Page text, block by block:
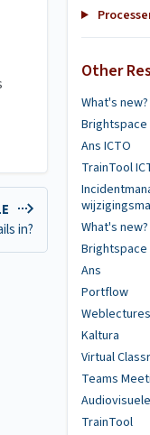
in?
Other
What's
Brightspace
Ans ICTO
TrainTool
What's new?
Brightspace
Ans
Portflow
Weblectures
Kaltura
Virtual
Teams
TrainTool